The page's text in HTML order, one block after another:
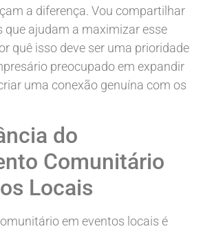
a diferença. Vou compartilhar
que ajudam a maximizar esse
quê isso deve ser uma prioridade
preocupado em expandir
uma conexão genuína com os
do
Comunitário
Locais
em eventos locais é